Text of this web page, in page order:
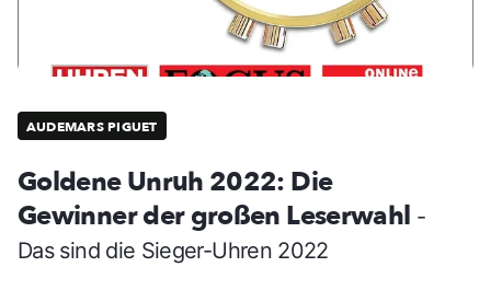
AUDEMARS PIGUET
Goldene Unruh 2022: Die
Gewinner der großen Leserwahl -
Das sind die Sieger-Uhren 2022